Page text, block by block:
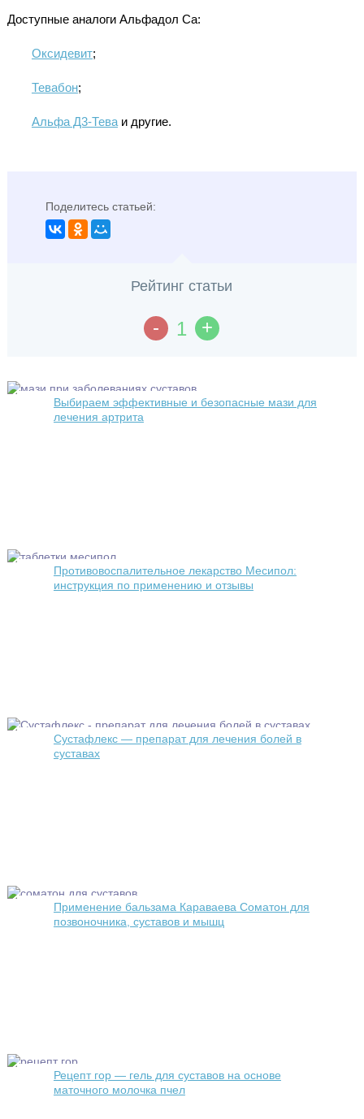
Доступные аналоги Альфадол Cа:
Оксидевит;
Тевабон;
Альфа Д3-Теваи другие.
Поделитесь статьей:
Рейтинг статьи
- 1 +
Выбираем эффективные и безопасные мази для
лечения артрита
Противовоспалительное лекарство Месипол:
инструкция по применению и отзывы
Сустафлекс — препарат для лечения болей в
суставах
Применение бальзама Караваева Соматон для
позвоночника, суставов и мышц
Рецепт гор — гель для суставов на основе
маточного молочка пчел